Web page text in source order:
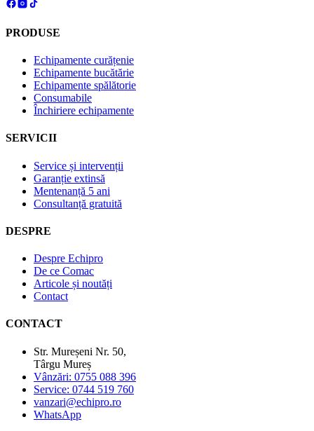
PRODUSE
Echipamente curățenie
Echipamente bucătărie
Echipamente spălătorie
Consumabile
Închiriere echipamente
SERVICII
Service și intervenții
Garanție extinsă
Mentenanță 5 ani
Consultanță gratuită
DESPRE
Despre Echipro
De ce Comac
Articole și noutăți
Contact
CONTACT
Str. Mureșeni Nr. 50,
Târgu Mureș
Vânzări: 0755 088 396
Service: 0744 519 760
vanzari@echipro.ro
WhatsApp